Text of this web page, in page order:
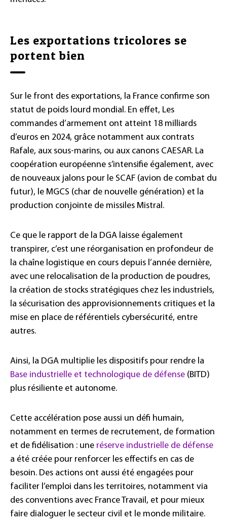
Les exportations tricolores se
portent bien
Sur le front des exportations, la France confirme son
statut de poids lourd mondial. En effet, Les
commandes d’armement ont atteint 18 milliards
d’euros en 2024, grâce notamment aux contrats
Rafale, aux sous-marins, ou aux canons CAESAR. La
coopération européenne s’intensifie également, avec
de nouveaux jalons pour le SCAF (avion de combat du
futur), le MGCS (char de nouvelle génération) et la
production conjointe de missiles Mistral.
Ce que le rapport de la DGA laisse également
transpirer, c’est une réorganisation en profondeur de
la chaîne logistique en cours depuis l’année dernière,
avec une relocalisation de la production de poudres,
la création de stocks stratégiques chez les industriels,
la sécurisation des approvisionnements critiques et la
mise en place de référentiels cybersécurité, entre
autres.
Ainsi, la DGA multiplie les dispositifs pour rendre la
Base industrielle et technologique de défense (BITD)
plus résiliente et autonome.
Cette accélération pose aussi un défi humain,
notamment en termes de recrutement, de formation
et de fidélisation : une réserve industrielle de défense
a été créée pour renforcer les effectifs en cas de
besoin. Des actions ont aussi été engagées pour
faciliter l’emploi dans les territoires, notamment via
des conventions avec France Travail, et pour mieux
faire dialoguer le secteur civil et le monde militaire.